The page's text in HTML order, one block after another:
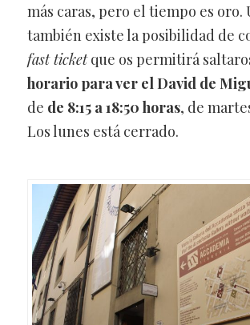
más caras, pero el tiempo es oro.
también existe la posibilidad de
fast ticketque os permitirá
horario para ver el David de
de de 8:15 a 18:50 horas, de
Los lunes está cerrado.